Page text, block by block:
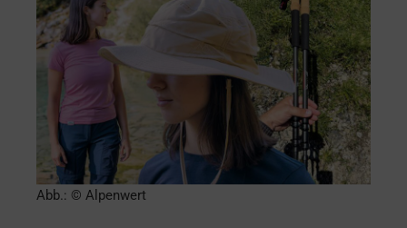
Abb.: © Alpenwert